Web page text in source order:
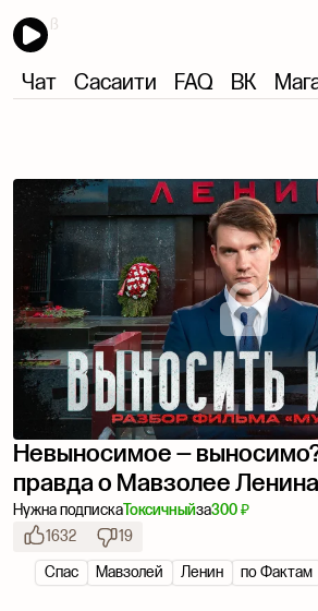
Чат Сасаити FAQ ВК
Невыносимое —
правда о Мавзолее Ленина
Нужна подпискаТоксичныйза300 ₽
1632
19
по Фактам
Ленин
Мавзолей
Спас